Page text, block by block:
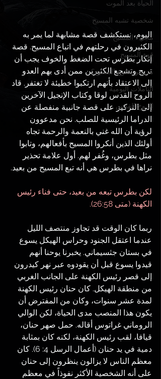
الحياة بعد الموت
شخصية تشبه المسيح
مجيء المسيح
قوة المسيح
من هو يسوع المسيح؟
التأملات اليومية
الروح القدس
اليوم، نستكشف قصة مشابهة لما يمر به
الكثيرون في رحلتهم في اتباع المسيح. قصة
إنكار بطرس تحت الضغط والخوف يجب أن
تريح وتشجع الكثيرين ممن أدى بهم العدو
إلى الاعتقاد بأنهم ارتكبوا خطيئة لا تغتفر. قاد
الروح القدس لوقا وكتاب الإنجيل الآخرين
إلى التركيز على قصة جانبية منفصلة عن
الدراما الرئيسية للصلب. نحن مدعوون
لرؤية أن الله غني بالنعمة والرحمة تجاه
أولئك الذين أنكروا المسيح بأفعالهم، وتابوا
مثل بطرس، وغُفر لهم. أول علامة تحذير
نراها في بطرس هي أنه تبع المسيح من بعيد.
لكن بطرس تبعه من بعيد، حتى فناء رئيس
الكهنة (متى 26:58).
ربما كان الوقت قد تجاوز منتصف الليل
عندما اعتقل الجنود وحراس الهيكل يسوع
في بستان جثسيماني. يخبرنا يوحنا أنهم
قيدوا يسوع قبل أن يقودوه عبر نهر كيدرون
إلى قصر رئيس الكهنة على الجانب الغربي
من منطقة الهيكل. كان حنان رئيس الكهنة
لمدة عشر سنوات، وكان من المفترض أن
يكون هذا المنصب مدى الحياة، لكن الوالي
الروماني غراتوس أقاله. حمل صهر حنان،
قيافا، لقب رئيس الكهنة، لكنه كان بمثابة
دمية في يد حنان (أعمال الرسل 4: 6). كان
معظم الناس لا يزالون ينظرون إلى حنان
على أنه الشخصية الأكثر نفوذاً في معظم